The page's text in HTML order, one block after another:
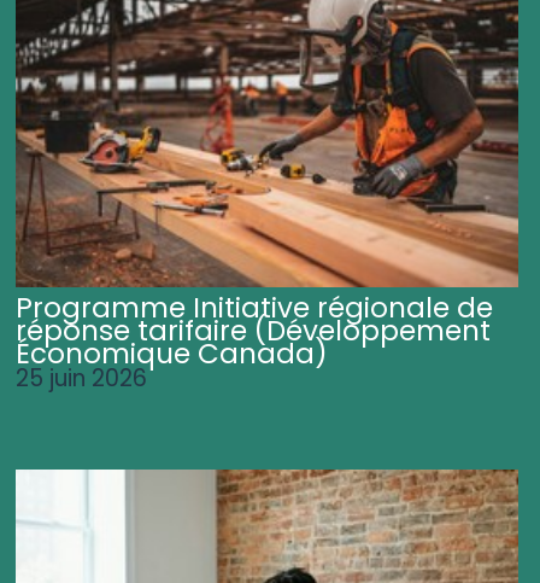
Programme Initiative régionale de
réponse tarifaire (Développement
Économique Canada)
25 juin 2026